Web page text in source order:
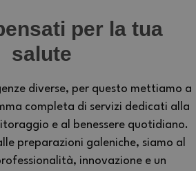
per la tua
salute
diverse, per questo mettiamo a
completa di servizi dedicati alla
e al benessere quotidiano.
preparazioni galeniche, siamo al
innovazione e un